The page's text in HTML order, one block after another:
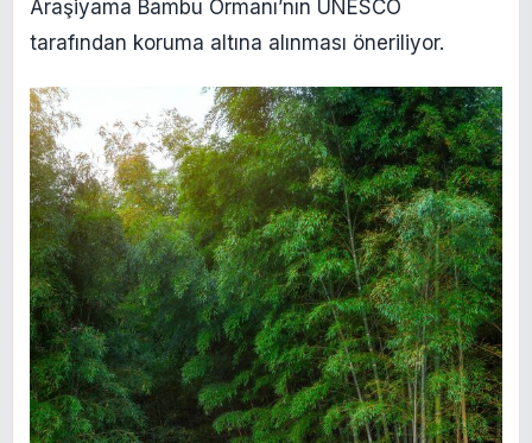
Araşiyama Bambu Ormanı’nın UNESCO
tarafından koruma altına alınması öneriliyor.